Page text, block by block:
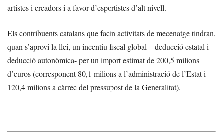
artistes i creadorsi a favor d’esportistes d’alt nivell.
Els contribuents catalans que facin activitats de mecenatge tindran,
quan s’aprovi la llei, un incentiu fiscal global – deducció estatal i
deducció autonòmica- per un import estimat de 200,5 milions
d’euros (corresponent 80,1 milions a l’administració de l’Estat i
120,4 milions a càrrec del pressupost de la Generalitat).